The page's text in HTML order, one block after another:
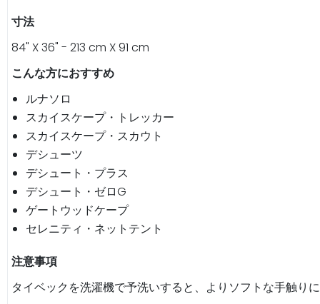
寸法
84" X 36" - 213 cm X 91 cm
こんな方におすすめ
ルナソロ
スカイスケープ・トレッカー
スカイスケープ・スカウト
デシューツ
デシュート・プラス
デシュート・ゼロG
ゲートウッドケープ
セレニティ・ネットテント
注意事項
タイベックを洗濯機で予洗いすると、よりソフトな手触り